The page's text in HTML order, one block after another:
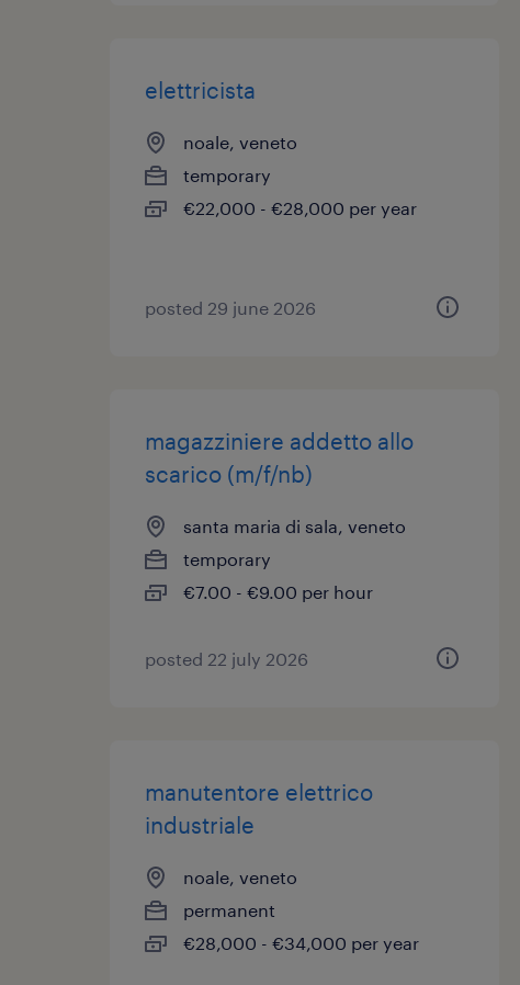
elettricista
noale, veneto
temporary
€22,000 - €28,000 per year
posted 29 june 2026
magazziniere addetto allo
scarico (m/f/nb)
santa maria di sala, veneto
temporary
€7.00 - €9.00 per hour
posted 22 july 2026
manutentore elettrico
industriale
noale, veneto
permanent
€28,000 - €34,000 per year